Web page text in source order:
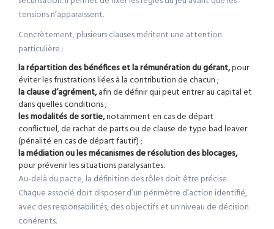
tensions n’apparaissent.
Concrètement, plusieurs clauses méritent une attention
particulière :
la répartition des bénéfices et la rémunération du gérant,pour
éviter les frustrations liées à la contribution de chacun ;
la clause d’agrément,afin de définir qui peut entrer au capital et
dans quelles conditions ;
les modalités de sortie,notamment en cas de départ
conflictuel, de rachat de parts ou de clause de type bad leaver
(pénalité en cas de départ fautif) ;
la médiation ou les mécanismes de résolution des blocages,
pour prévenir les situations paralysantes.
Au-delà du pacte, la définition des rôles doit être précise.
Chaque associé doit disposer d’un périmètre d’action identifié,
avec des responsabilités, des objectifs et un niveau de décision
cohérents.